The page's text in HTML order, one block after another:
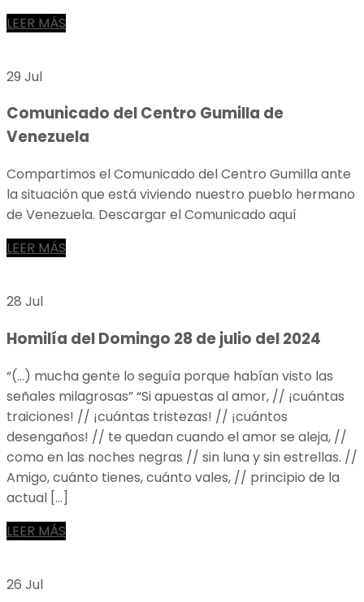
LEER MÁS
29 Jul
Comunicado del Centro Gumilla de
Venezuela
Compartimos el Comunicado del Centro Gumilla ante
la situación que está viviendo nuestro pueblo hermano
de Venezuela. Descargar el Comunicado aquí
LEER MÁS
28 Jul
Homilía del Domingo 28 de julio del 2024
“(…) mucha gente lo seguía porque habían visto las
señales milagrosas” “Si apuestas al amor, // ¡cuántas
traiciones! // ¡cuántas tristezas! // ¡cuántos
desengaños! // te quedan cuando el amor se aleja, //
como en las noches negras // sin luna y sin estrellas. //
Amigo, cuánto tienes, cuánto vales, // principio de la
actual […]
LEER MÁS
26 Jul